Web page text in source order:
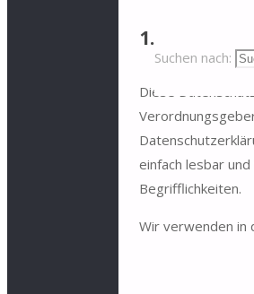
Suchen nach:
1.
Diese
einfach lesbar
Begrifflichkeiten.
Wir verwenden in